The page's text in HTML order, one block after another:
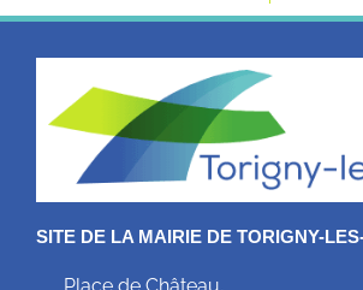
SITE DE LA MAIRIE DE TORIGNY-
Place de Château,